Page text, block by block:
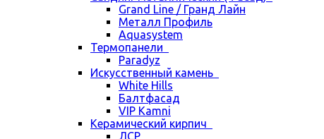
Grand Line / Гранд Лайн
Металл Профиль
Aquasystem
Термопанели
Paradyz
Искусственный камень
White Hills
Балтфасад
VIP Kamni
Керамический кирпич
ЛСР